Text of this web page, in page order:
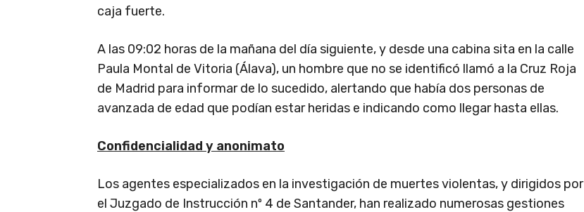
caja fuerte.
A las 09:02 horas de la mañana del día siguiente, y desde una cabina sita en la calle
Paula Montal de Vitoria (Álava), un hombre que no se identificó llamó a la Cruz Roja
de Madrid para informar de lo sucedido, alertando que había dos personas de
avanzada de edad que podían estar heridas e indicando como llegar hasta ellas.
Confidencialidad y anonimato
Los agentes especializados en la investigación de muertes violentas, y dirigidos por
el Juzgado de Instrucción nº 4 de Santander, han realizado numerosas gestiones